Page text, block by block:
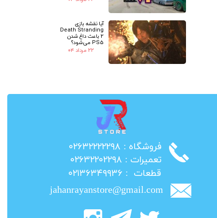
آیا نقشه بازی
Death Stranding
2 باعث داغ شدن
PS5 می‌شود؟
۲۲ مرداد ۰۴
​فروشگاه : ۰۲۶۳۲۲۲۲۲۹۸
​تعمیرات : ۰۲۶۳۲۲۰۲۲۹۸
​قطعات : ۰۲۱۳۶۳۴۹۹۳۶
jahanrayanstore@gmail.com